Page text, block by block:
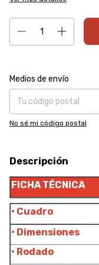
Entregas para el CP:
Medios de envío
No sé mi código postal
Descripción
FICHA TÉCNICA
• Cuadro
• Dimensiones
• Rodado